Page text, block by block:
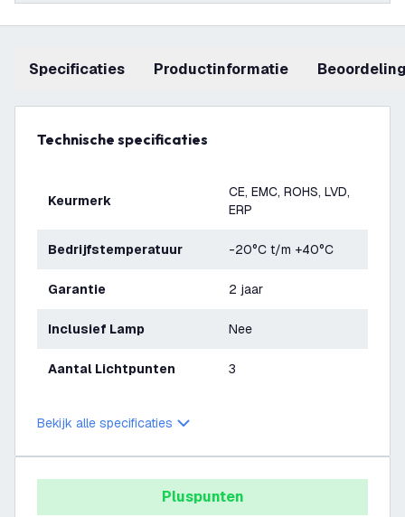
Specificaties productinformatie
Technische specificaties
Keurmerk
CE, EMC, ROHS, LVD,
ERP
Bedrijfstemperatuur -20°C t/m +40°C
Garantie 2 jaar
Inclusief Lamp Nee
Aantal Lichtpunten 3
Bekijk alle specificaties
Pluspunten